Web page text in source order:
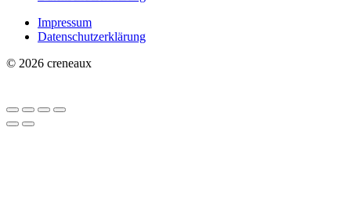
Impressum
Datenschutzerklärung
© 2026 creneaux